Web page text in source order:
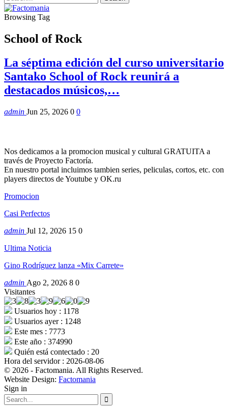
Browsing Tag
School of Rock
La séptima edición del curso universitario
Santako School of Rock reunirá a
destacados músicos,…
admin Jun 25, 2026 0 0
Nos dedicamos a la promocion musical y cultural GRATUITA a
través de Proyecto Factoría.
En nuestro portal incluimos tambien series, peliculas, cortos, etc. con
players directos de Youtube y OK.ru
Promocion
Casi Perfectos
admin Jul 12, 2026 15 0
Ultima Noticia
Gino Rodríguez lanza «Mix Carrete»
admin Ago 2, 2026 8 0
Visitantes
Usuarios hoy : 1178
Usuarios ayer : 1248
Este mes : 7773
Este año : 374990
Quién está contectado : 20
Hora del servidor : 2026-08-06
© 2026 - Factomania. All Rights Reserved.
Website Design: Factomania
Sign in